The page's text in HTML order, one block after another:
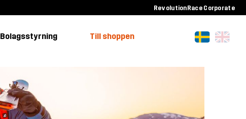
RevolutionRace Corporate
Bolagsstyrning Till shoppen